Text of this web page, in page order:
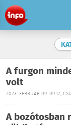
A furgon
volt
2023. FEBRUÁR 09. 09:12,
A bozótosban